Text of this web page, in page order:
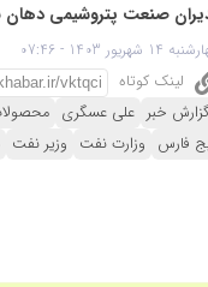
صنعت پتروشیمی
14 شهریور 1403 - 07:46
لینک کوتاه
خبر علی عسگری
فارس وزارت نفت وزیر نفت